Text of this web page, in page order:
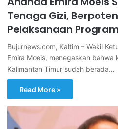
Tenaga Gizi,
Pelaksanaan
Bujurnews.com, Kaltim – Wakil
Emira Moeis, menegaskan
Kalimantan Timur sudah berada…
Read More »